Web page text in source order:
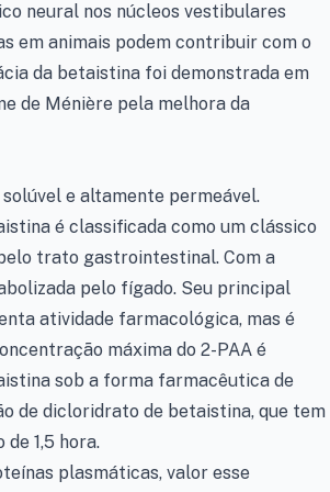
neural nos núcleos vestibulares
em animais podem contribuir com o
da betaistina foi demonstrada em
de Ménière pela melhora da
e altamente permeável.
é classificada como um clássico
trato gastrointestinal. Com a
pelo fígado. Seu principal
atividade farmacológica, mas é
máxima do 2-PAA é
sob a forma farmacêutica de
de dicloridrato de betaistina, que tem
1,5 hora.
plasmáticas, valor esse